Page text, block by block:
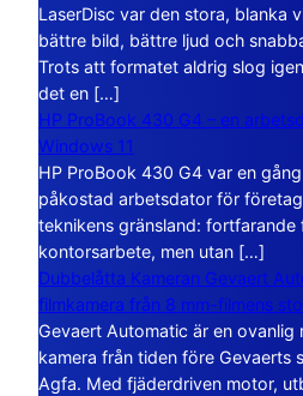
LaserDisc var den stora, blanka
bättre bild, bättre ljud och
Trots att formatet aldrig slog
det en […]
HP ProBook 430 G4 – en
Windows 11
HP ProBook 430 G4 var en
påkostad arbetsdator för
teknikens gränsland:
kontorsarbete, men utan […]
Dubbelåtta Kameran Gevaert
filmkamera från 8 mm-filmens
Gevaert Automatic är en
kamera från tiden före Gevaerts
Agfa. Med fjäderdriven motor,